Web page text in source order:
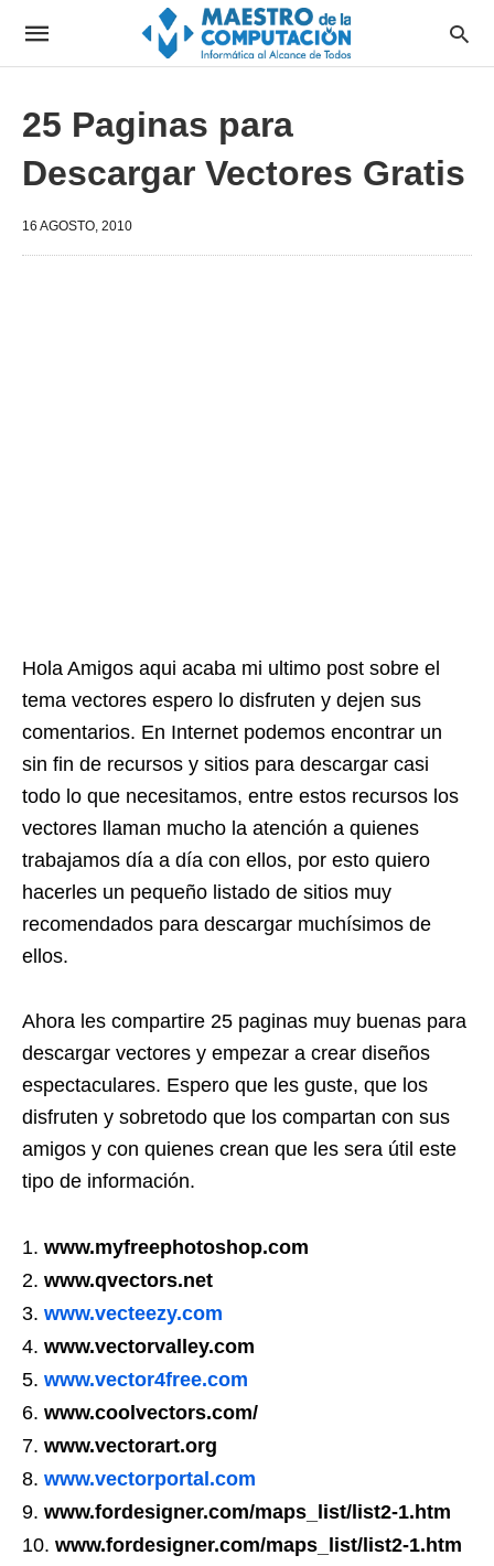
25 Paginas para
Descargar Vectores Gratis
16 AGOSTO, 2010
Hola Amigos aqui acaba mi ultimo post sobre el
tema vectores espero lo disfruten y dejen sus
comentarios. En Internet podemos encontrar un
sin fin de recursos y sitios para descargar casi
todo lo que necesitamos, entre estos recursos los
vectores llaman mucho la atención a quienes
trabajamos día a día con ellos, por esto quiero
hacerles un pequeño listado de sitios muy
recomendados para descargar muchísimos de
ellos.
Ahora les compartire 25 paginas muy buenas para
descargar vectores y empezar a crear diseños
espectaculares. Espero que les guste, que los
disfruten y sobretodo que los compartan con sus
amigos y con quienes crean que les sera útil este
tipo de información.
www.myfreephotoshop.com
www.qvectors.net
www.vecteezy.com
www.vectorvalley.com
www.vector4free.com
www.coolvectors.com/
www.vectorart.org
www.vectorportal.com
www.fordesigner.com/maps_list/list2-1.htm
www.fordesigner.com/maps_list/list2-1.htm